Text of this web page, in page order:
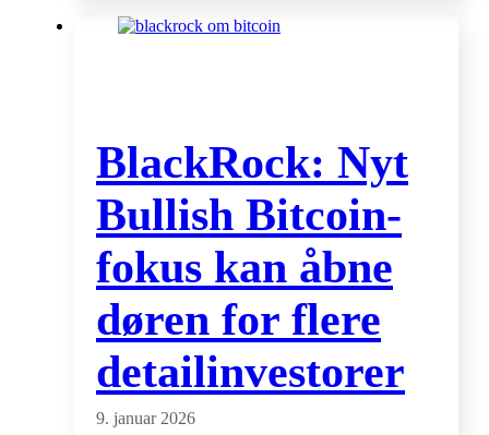
BlackRock: Nyt
Bullish Bitcoin-
fokus kan åbne
døren for flere
detailinvestorer
9. januar 2026